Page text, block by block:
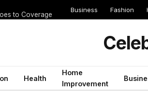
to Coverage
Business Fashion
Health
Home
Improvement